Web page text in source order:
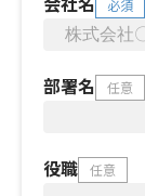
必須
部署名 任意
役職 任意